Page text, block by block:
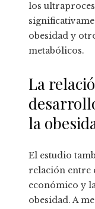
los
obesidad y
metabólicos.
La
la
El estudio
relación entre
económico y
obesidad. A